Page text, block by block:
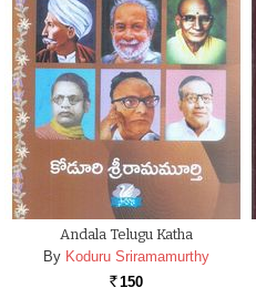
Andala Telugu Katha
By Koduru Sriramamurthy
Rs. 150